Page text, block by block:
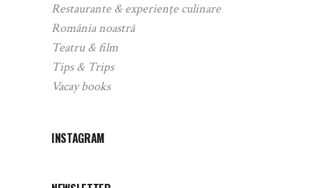
Restaurante & experiențe culinare
România noastră
Teatru & film
Tips & Trips
Vacay books
INSTAGRAM